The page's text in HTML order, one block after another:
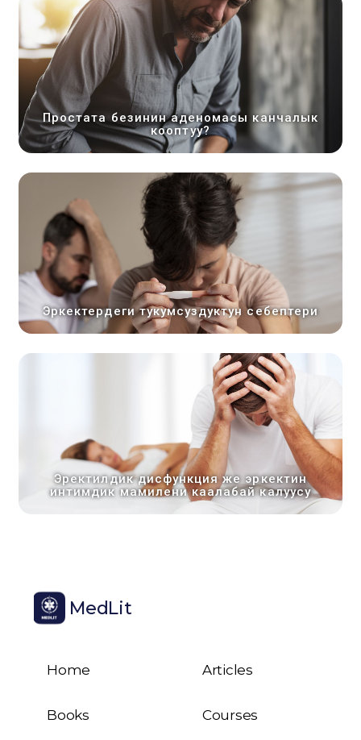
Простата безинин аденомасы канчалык
кооптуу?
Эркектердеги тукумсуздуктун себептери
Эректилдик дисфункция же эркектин
интимдик мамилени каалабай калуусу
MedLit
Home Articles
Books Courses